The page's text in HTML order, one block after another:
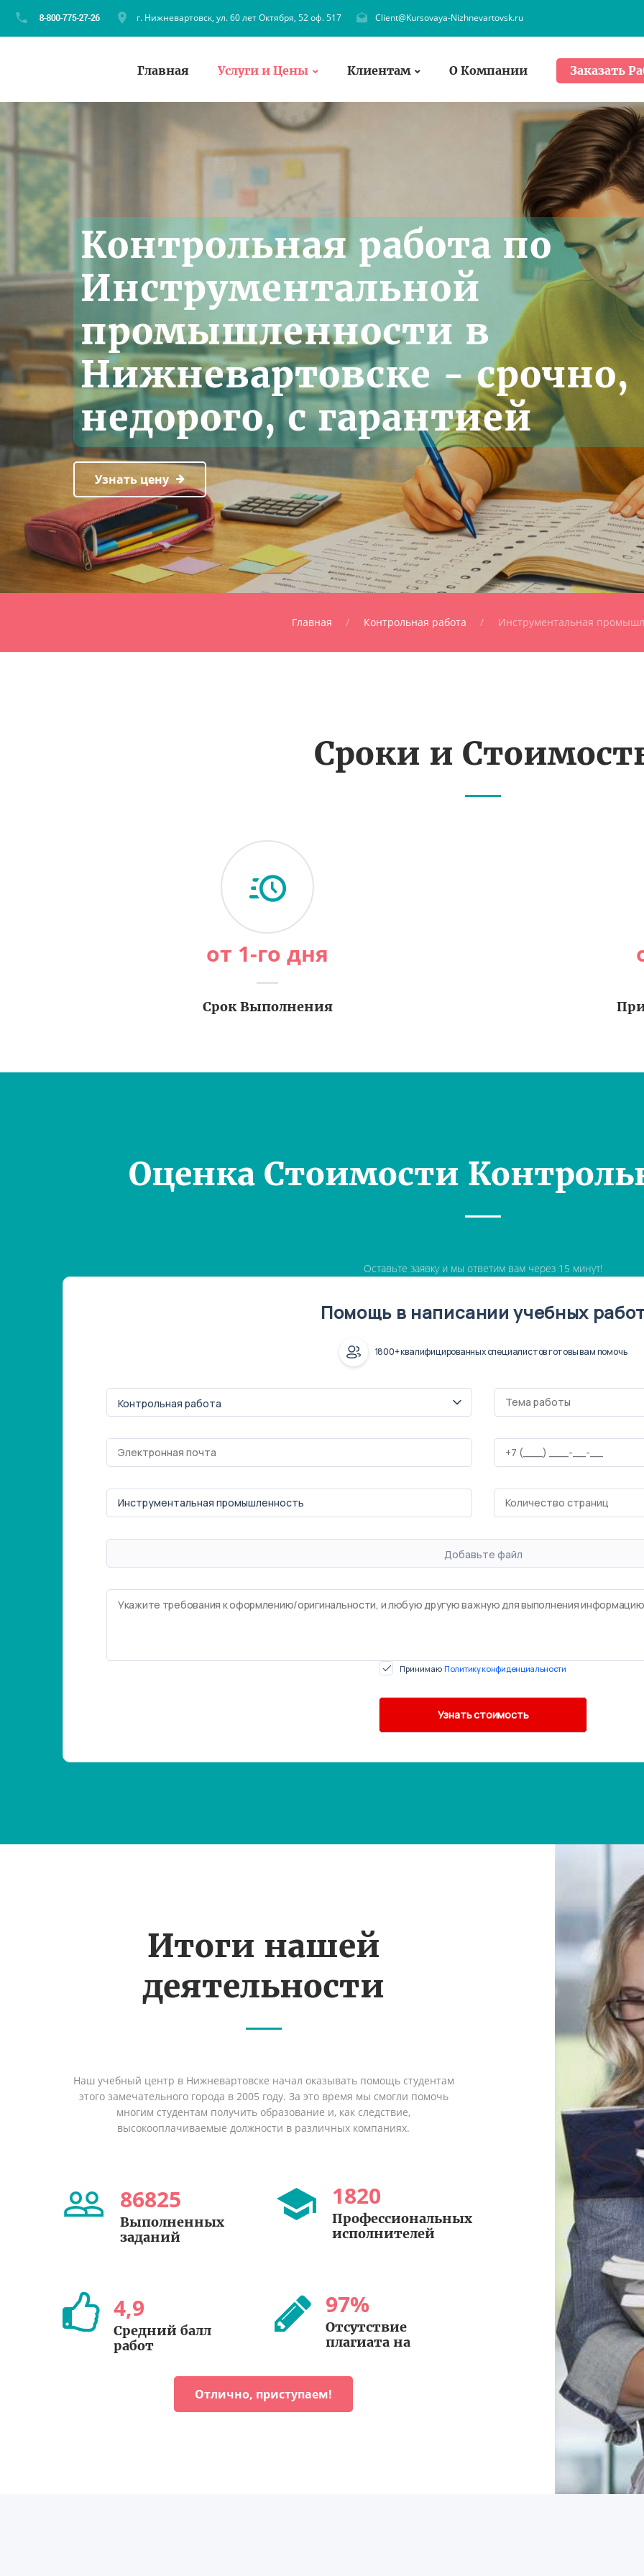
г. Нижневартовск, ул. 60 лет Октября, 52 оф. 517 Client@Kursovaya-Nizhnevartovsk.ru
Главная Услуги и Цены Клиентам О Компании Заказать
Контрольная работа по
Инструментальной
промышленности в
Нижневартовске - срочно,
недорого, с гарантией
Узнать цену
Главная Контрольная работа Инструментальная
Сроки и
от 1-го дня
Срок Выполнения
Оценка Стоимости
Оставьте заявку и мы ответим вам через 15 минут!
Помощь в написании учебных
1800+ квалифицированных специалистов готовы вам помочь
Добавьте файл
Принимаю Политику конфиденциальности
Итоги нашей
деятельности
Наш учебный центр в Нижневартовске начал оказывать помощь студентам
этого замечательного города в 2005 году. За это время мы смогли помочь
многим студентам получить образование и, как следствие,
высокооплачиваемые должности в различных компаниях.
86825
Выполненных
заданий
1820
Профессиональных
исполнителей
4,9
Средний балл
работ
97%
Отсутствие
плагиата на
Отлично, приступаем!